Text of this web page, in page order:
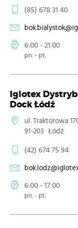
(85) 678 31 40
6:00 - 21:00
pn. - pt.
Iglotex
Dock Łódź
ul. Traktorowa
91-203 Łódź
(42) 674 75 94
6:00 - 17:00
pn. - pt.